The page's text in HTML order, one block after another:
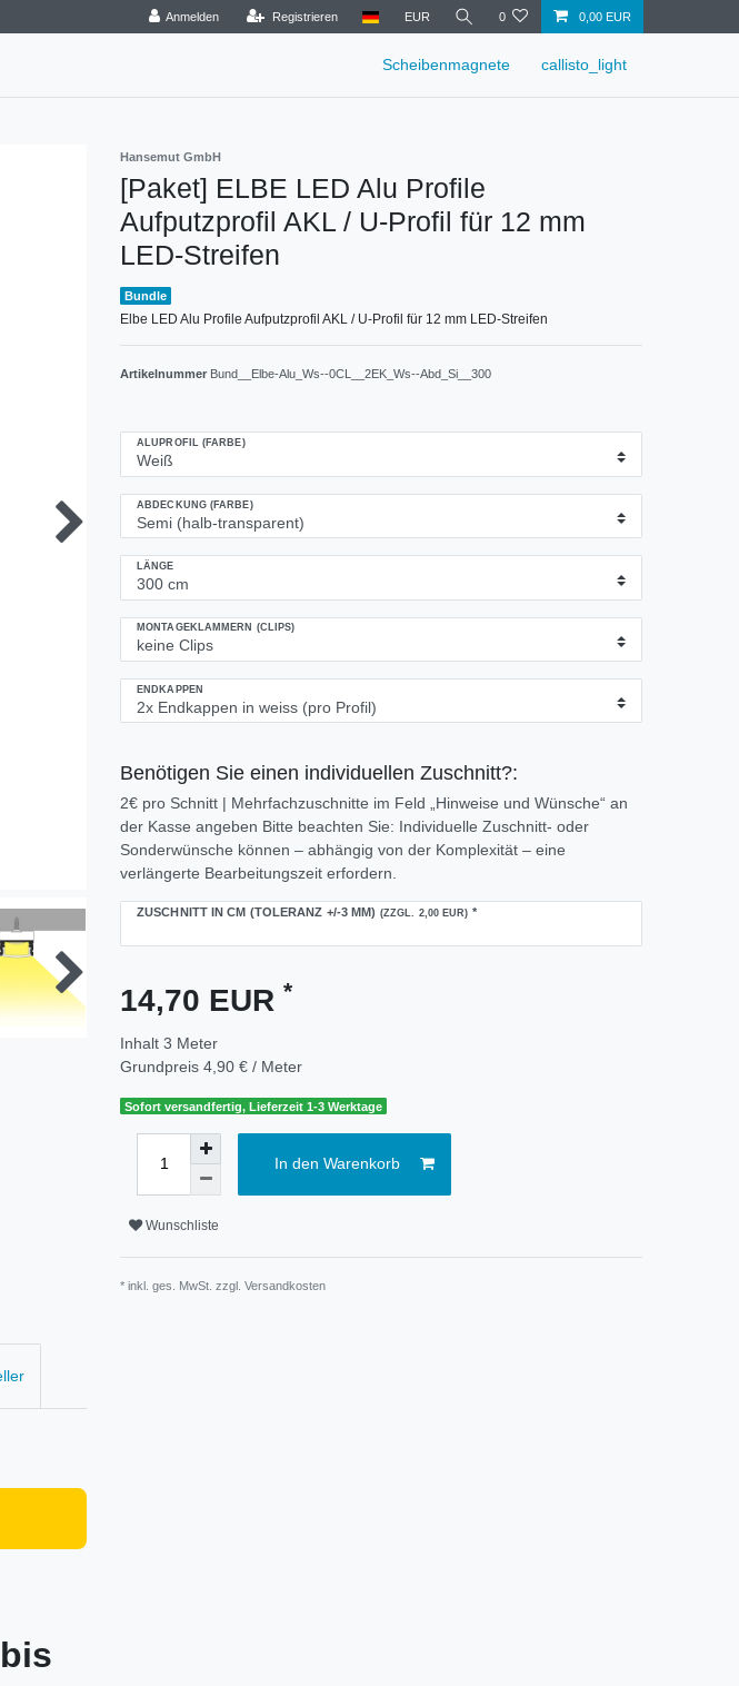
Anmelden Registrieren EUR 0 0,00 EUR
Scheibenmagnete callisto_light
Hansemut GmbH
[Paket] ELBE LED Alu Profile
Aufputzprofil AKL / U-Profil für 12 mm
LED-Streifen
Bundle
Elbe LED Alu Profile Aufputzprofil AKL / U-Profil für 12 mm LED-Streifen
Artikelnummer Bund__Elbe-Alu_Ws--0CL__2EK_Ws--Abd_Si__300
ALUPROFIL (FARBE)
ABDECKUNG (FARBE)
LÄNGE
MONTAGEKLAMMERN (CLIPS)
ENDKAPPEN
Benötigen Sie einen individuellen Zuschnitt?:
2€ pro Schnitt | Mehrfachzuschnitte im Feld „Hinweise und Wünsche“ an
der Kasse angeben Bitte beachten Sie: Individuelle Zuschnitt- oder
Sonderwünsche können – abhängig von der Komplexität – eine
verlängerte Bearbeitungszeit erfordern.
ZUSCHNITT IN CM (TOLERANZ +/-3 MM) (ZZGL. 2,00 EUR) *
14,70 EUR *
Inhalt 3 Meter
Grundpreis 4,90 € / Meter
Sofort versandfertig, Lieferzeit 1-3 Werktage
In den Warenkorb
Wunschliste
* inkl. ges. MwSt. zzgl. Versandkosten